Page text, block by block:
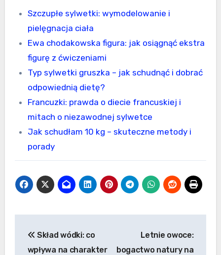
Szczupłe sylwetki: wymodelowanie i
pielęgnacja ciała
Ewa chodakowska figura: jak osiągnąć ekstra
figurę z ćwiczeniami
Typ sylwetki gruszka – jak schudnąć i dobrać
odpowiednią dietę?
Francuzki: prawda o diecie francuskiej i
mitach o niezawodnej sylwetce
Jak schudłam 10 kg – skuteczne metody i
porady
wpisu
Skład wódki: co
wpływa na charakter
Letnie owoce:
bogactwo natury na